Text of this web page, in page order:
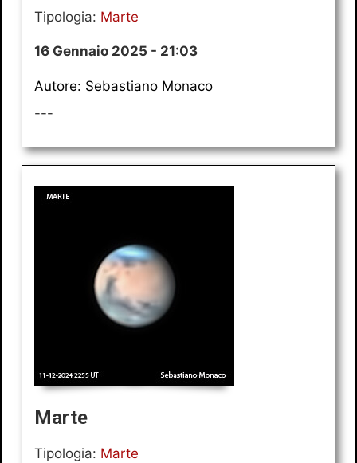
Tipologia: Marte
16 Gennaio 2025 - 21:03
Autore: Sebastiano Monaco
---
Marte
Tipologia: Marte